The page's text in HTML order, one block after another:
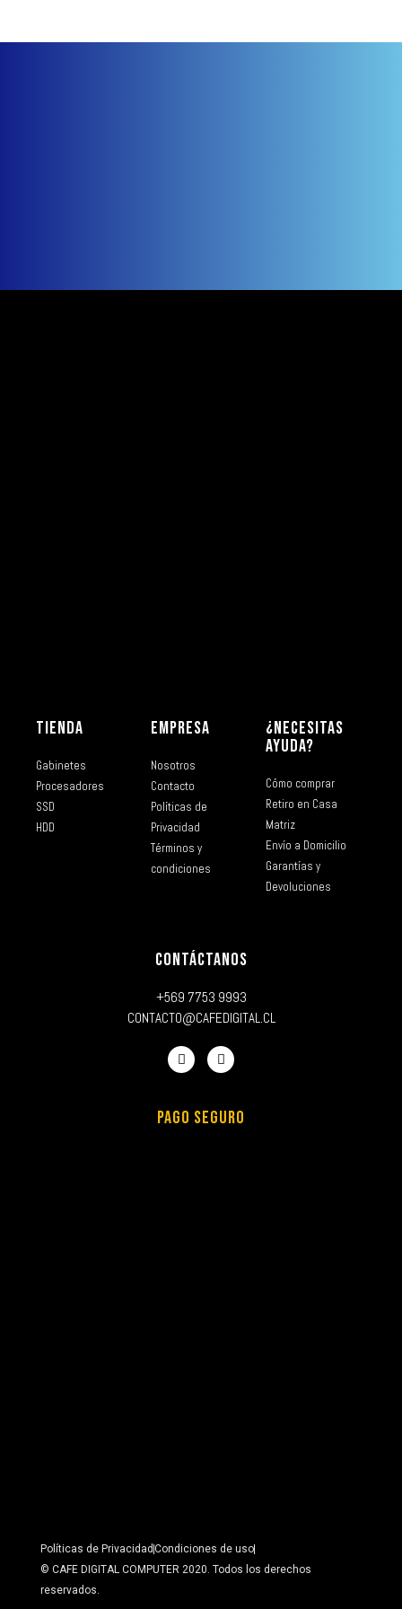
TIENDA
Gabinetes
Procesadores
SSD
HDD
EMPRESA
Nosotros
Contacto
Políticas de
Privacidad
Términos y
condiciones
¿NECESITAS
AYUDA?
Cómo comprar
Retiro en Casa
Matriz
Envío a Domicilio
Garantías y
Devoluciones
CONTÁCTANOS
+569 7753 9993
CONTACTO@CAFEDIGITAL.CL
PAGO SEGURO
Políticas de Privacidad Condiciones de uso
© CAFE DIGITAL COMPUTER 2020. Todos los derechos
reservados.